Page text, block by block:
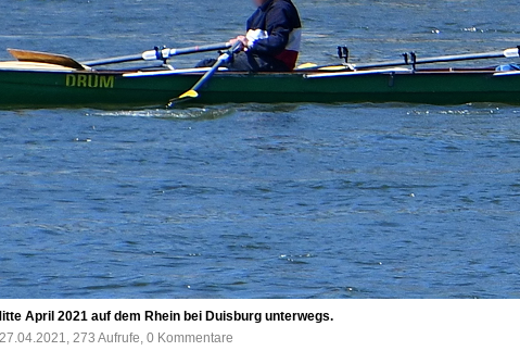
April 2021 auf dem Rhein bei Duisburg unterwegs.
27.04.2021, 273 Aufrufe, 0 Kommentare